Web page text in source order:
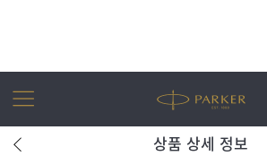
상품 상세 정보